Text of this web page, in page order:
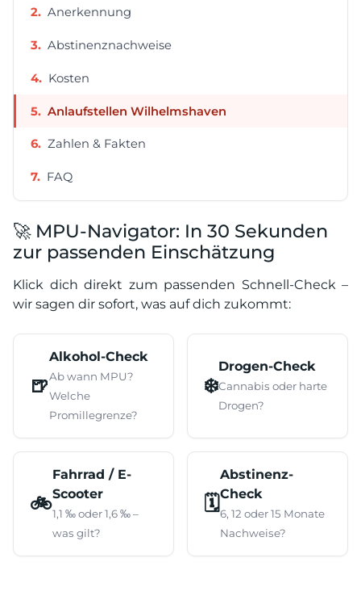
Anerkennung
Abstinenznachweise
Kosten
Anlaufstellen Wilhelmshaven
Zahlen & Fakten
FAQ
🚀 MPU-Navigator: In 30 Sekunden
zur passenden Einschätzung
Klick dich direkt zum passenden Schnell-Check –
wir sagen dir sofort, was auf dich zukommt:
🍺
Alkohol-Check
Ab wann MPU?
Welche
Promillegrenze?
❄️
Drogen-Check
Cannabis oder harte
Drogen?
🚲
Fahrrad / E-
Scooter
1,1 ‰ oder 1,6 ‰ –
was gilt?
🗓️
Abstinenz-
Check
6, 12 oder 15 Monate
Nachweise?